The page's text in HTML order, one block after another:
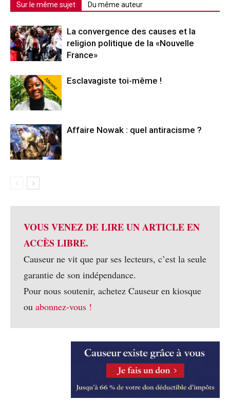
Sur le même sujet Du même auteur
La convergence des causes et la
religion politique de la «Nouvelle
France»
Abonné Esclavagiste toi-même !
Affaire Nowak : quel antiracisme ?
VOUS VENEZ DE LIRE UN ARTICLE EN
ACCÈS LIBRE.
Causeur ne vit que par ses lecteurs, c’est la seule
garantie de son indépendance.
Pour nous soutenir, achetez Causeur en kiosque
ou abonnez-vous !